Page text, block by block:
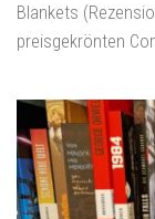
Blankets
preisgekrönten